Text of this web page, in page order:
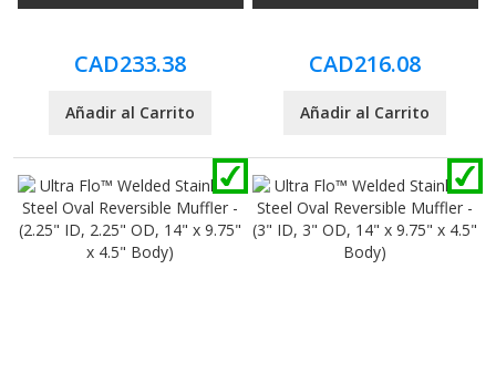
CAD233.38
Añadir al Carrito
CAD216.08
Añadir al Carrito